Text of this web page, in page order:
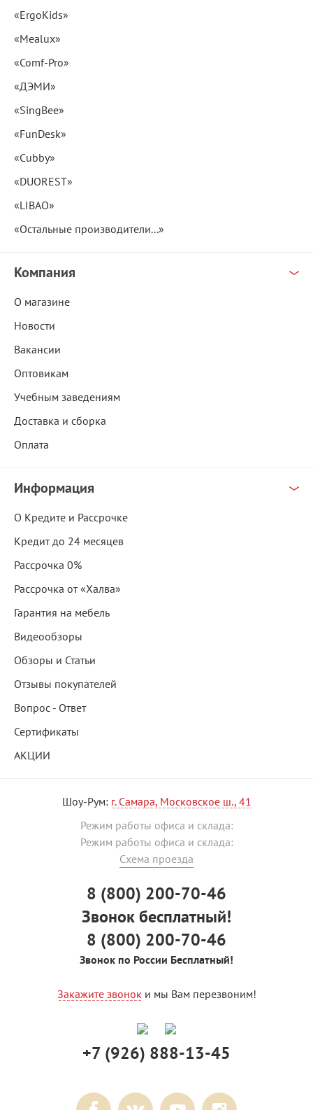
«ErgoKids»
«Mealux»
«Comf-Pro»
«ДЭМИ»
«SingBee»
«FunDesk»
«Cubby»
«DUOREST»
«LIBAO»
«Остальные производители...»
Компания
О магазине
Новости
Вакансии
Оптовикам
Учебным заведениям
Доставка и сборка
Оплата
Информация
О Кредите и Рассрочке
Кредит до 24 месяцев
Рассрочка 0%
Рассрочка от «Халва»
Гарантия на мебель
Видеообзоры
Обзоры и Статьи
Отзывы покупателей
Вопрос - Ответ
Сертификаты
АКЦИИ
Шоу-Рум: г. Самара, Московское ш., 41
Режим работы офиса и склада:
Режим работы офиса и склада:
Схема проезда
8 (800) 200-70-46
Звонок бесплатный!
8 (800) 200-70-46
Звонок по России Бесплатный!
Закажите звоноки мы Вам перезвоним!
+7 (926) 888-13-45